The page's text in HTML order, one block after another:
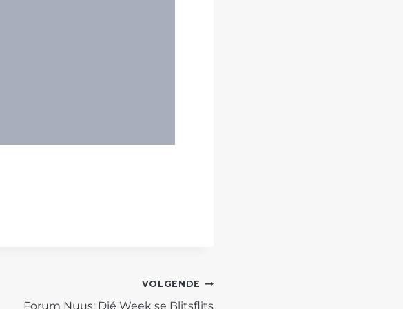
VOLGENDE
Forum Nuus: Dié Week se Blitsflits